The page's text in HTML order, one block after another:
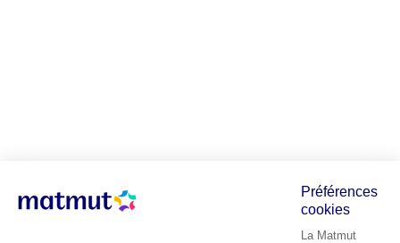
Préférences
cookies
La Matmut